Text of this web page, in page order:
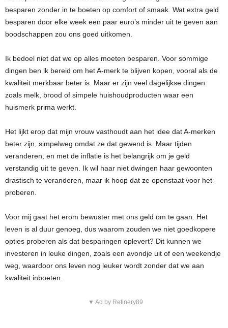
besparen zonder in te boeten op comfort of smaak. Wat extra geld
besparen door elke week een paar euro’s minder uit te geven aan
boodschappen zou ons goed uitkomen.
Ik bedoel niet dat we op alles moeten besparen. Voor sommige
dingen ben ik bereid om het A-merk te blijven kopen, vooral als de
kwaliteit merkbaar beter is. Maar er zijn veel dagelijkse dingen
zoals melk, brood of simpele huishoudproducten waar een
huismerk prima werkt.
Het lijkt erop dat mijn vrouw vasthoudt aan het idee dat A-merken
beter zijn, simpelweg omdat ze dat gewend is. Maar tijden
veranderen, en met de inflatie is het belangrijk om je geld
verstandig uit te geven. Ik wil haar niet dwingen haar gewoonten
drastisch te veranderen, maar ik hoop dat ze openstaat voor het
proberen.
Voor mij gaat het erom bewuster met ons geld om te gaan. Het
leven is al duur genoeg, dus waarom zouden we niet goedkopere
opties proberen als dat besparingen oplevert? Dit kunnen we
investeren in leuke dingen, zoals een avondje uit of een weekendje
weg, waardoor ons leven nog leuker wordt zonder dat we aan
kwaliteit inboeten.
▼ Ad by Refinery89